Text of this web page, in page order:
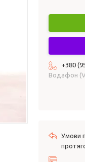
+380
Водафон